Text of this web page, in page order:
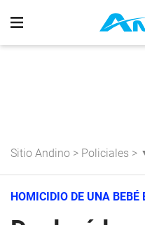
Sitio Andino > Policiales >
HOMICIDIO DE UNA BEBÉ